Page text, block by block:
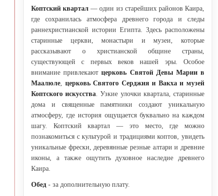
Коптский квартал — один из старейших районов Каира,
где сохранилась атмосфера древнего города и следы
раннехристианской истории Египта. Здесь расположены
старинные церкви, монастыри и музеи, которые
рассказывают о христианской общине страны,
существующей с первых веков нашей эры. Особое
внимание привлекаютцерковь Святой Девы Марии в
Маалюле
церковь Святого Серджия и Вакха и музей
Коптского искусства . Узкие улочки квартала, старинные
дома и священные памятники создают уникальную
атмосферу, где история ощущается буквально на каждом
шагу. Коптский квартал — это место, где можно
познакомиться с культурой и традициями коптов, увидеть
уникальные фрески, деревянные резные алтари и древние
иконы, а также ощутить духовное наследие древнего
Каира.
Обед - за дополнительную плату.